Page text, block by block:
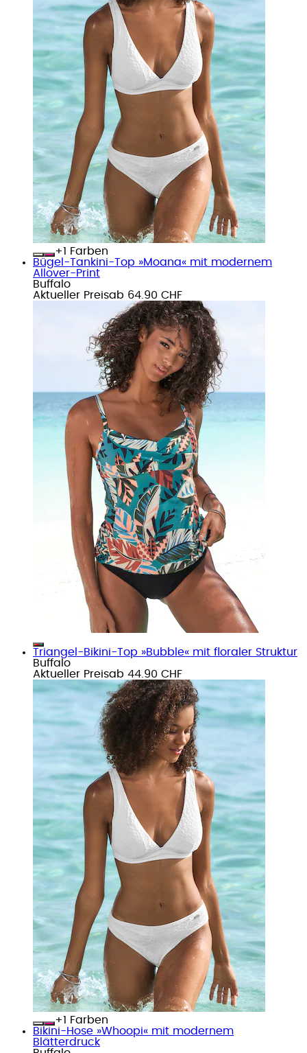
+
Farben
Bügel-Tankini-Top »Moana« mit modernem
Allover-Print
Buffalo
Aktueller Preisab 64.90 CHF
Triangel-Bikini-Top »Bubble« mit floraler Struktur
Buffalo
Aktueller Preisab 44.90 CHF
+
Farben
Bikini-Hose »Whoopi« mit modernem
Blätterdruck